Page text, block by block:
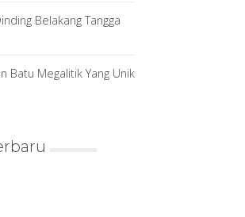
Belakang Tangga
Batu Megalitik Yang Unik